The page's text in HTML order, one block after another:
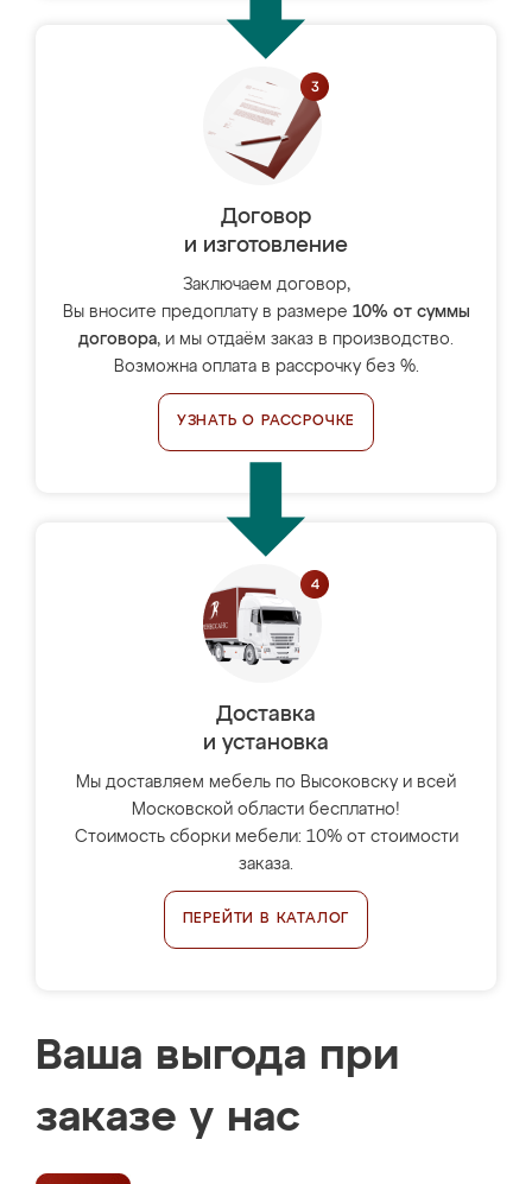
Договор
и изготовление
Заключаем договор,
Вы вносите предоплату в размере 10% от суммы
договора, и мы отдаём заказ в производство.
Возможна оплата в рассрочку без %.
УЗНАТЬ О РАССРОЧКЕ
Доставка
и установка
Мы доставляем мебель по Высоковску и всей
Московской области бесплатно!
Стоимость сборки мебели: 10% от стоимости
заказа.
ПЕРЕЙТИ В КАТАЛОГ
Ваша выгода при
заказе у нас